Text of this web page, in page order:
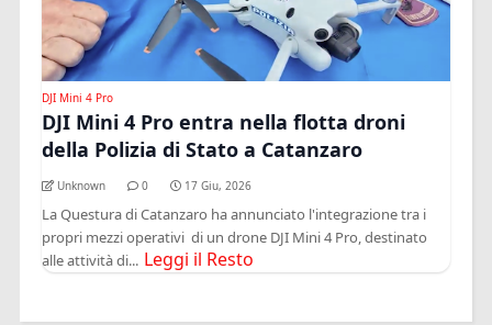
DJI Mini 4 Pro
DJI Mini 4 Pro entra nella flotta droni
della Polizia di Stato a Catanzaro
Unknown 0 17 Giu, 2026
La Questura di Catanzaro ha annunciato l'integrazione tra i
propri mezzi operativi di un drone DJI Mini 4 Pro, destinato
alle attività di... Leggi il Resto